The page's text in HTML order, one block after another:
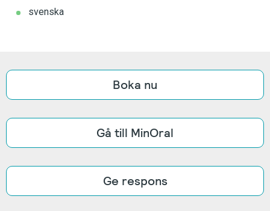
svenska
Boka nu
Gå till MinOral
Ge respons